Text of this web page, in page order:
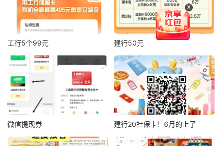
工行5个99元 建行50元
微信提现券 建行20社保卡！6月的上了
X